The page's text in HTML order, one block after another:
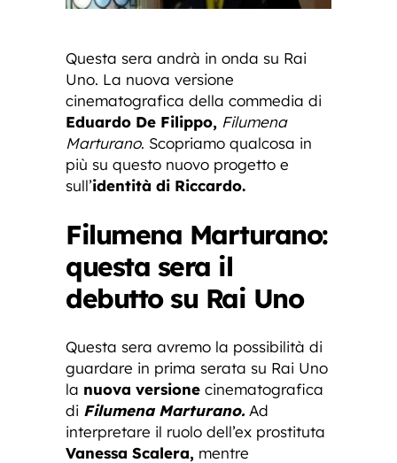
Questa sera andrà in onda su Rai
Uno. La nuova versione
cinematografica della commedia di
Eduardo De Filippo, Filumena
Marturano. Scopriamo qualcosa in
più su questo nuovo progetto e
sull’identità di Riccardo.
Filumena Marturano:
questa sera il
debutto su Rai Uno
Questa sera avremo la possibilità di
guardare in prima serata su Rai Uno
la nuova versione cinematografica
di Filumena Marturano. Ad
interpretare il ruolo dell’ex prostituta
Vanessa Scalera, mentre